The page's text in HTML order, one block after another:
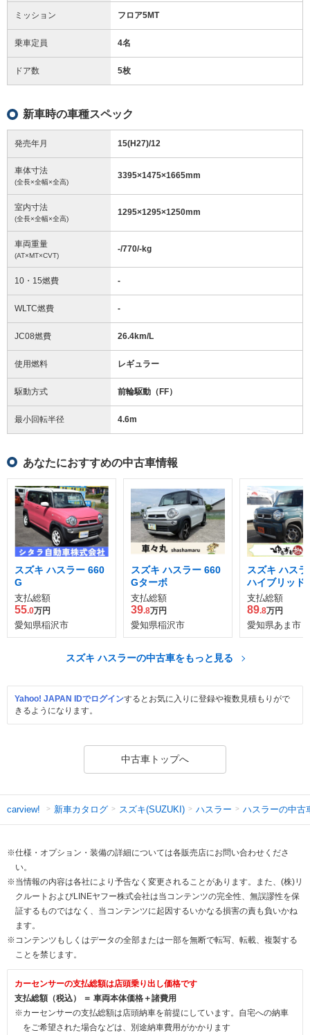
ミッション フロア5MT
乗車定員 4名
ドア数 5枚
新車時の車種スペック
発売年月 15(H27)/12
車体寸法
(全長×全幅×全高)
3395×1475×1665mm
室内寸法
(全長×全幅×全高)
1295×1295×1250mm
車両重量
(AT×MT×CVT)
-/770/-kg
10・15燃費 -
WLTC燃費 -
JC08燃費 26.4km/L
使用燃料 レギュラー
駆動方式 前輪駆動（FF）
最小回転半径 4.6m
あなたにおすすめの中古車情報
スズキ ハスラー 660
G
支払総額
55.0万円
愛知県稲沢市
スズキ ハスラー 660
Gターボ
支払総額
39.8万円
愛知県稲沢市
スズキ ハス
ハイブリッド
支払総額
89.8万円
愛知県あま市
スズキ ハスラーの中古車をもっと見る
Yahoo! JAPAN IDでログインするとお気に入りに登録や複数見積もりがで
きるようになります。
中古車トップへ
carview! 新車カタログ スズキ(SUZUKI) ハスラー ハスラーの中古
※仕様・オプション・装備の詳細については各販売店にお問い合わせくださ
い。
※当情報の内容は各社により予告なく変更されることがあります。また、(株)リ
クルートおよびLINEヤフー株式会社は当コンテンツの完全性、無誤謬性を保
証するものではなく、当コンテンツに起因するいかなる損害の責も負いかね
ます。
※コンテンツもしくはデータの全部または一部を無断で転写、転載、複製する
ことを禁じます。
カーセンサーの支払総額は店頭乗り出し価格です
支払総額（税込） ＝ 車両本体価格＋諸費用
※カーセンサーの支払総額は店頭納車を前提にしています。自宅への納車
をご希望された場合などは、別途納車費用がかかります